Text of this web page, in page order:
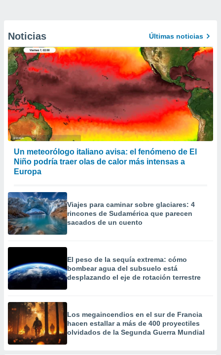
Noticias Últimas noticias
Un meteorólogo italiano avisa: el fenómeno de El
Niño podría traer olas de calor más intensas a
Europa
Viajes para caminar sobre glaciares: 4
rincones de Sudamérica que parecen
sacados de un cuento
El peso de la sequía extrema: cómo
bombear agua del subsuelo está
desplazando el eje de rotación terrestre
Los megaincendios en el sur de Francia
hacen estallar a más de 400 proyectiles
olvidados de la Segunda Guerra Mundial